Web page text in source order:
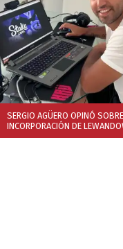
SERGIO AGÜERO OPINÓ
INCORPORACIÓN DE